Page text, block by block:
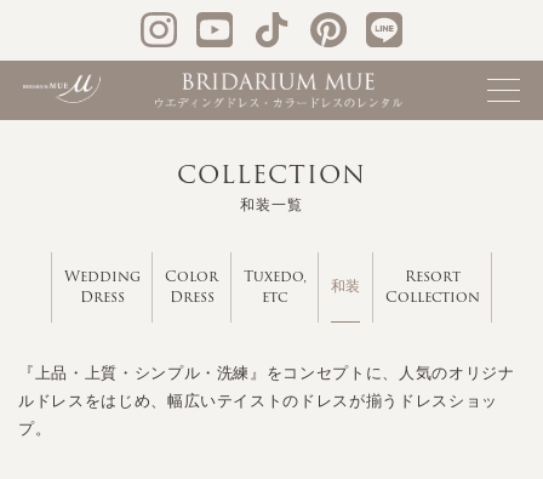
COLLECTION
和装一覧
Wedding
Dress
Color
Dress
Tuxedo,
etc
和装
Resort
Collection
『上品・上質・シンプル・洗練』をコンセプトに、人気のオリジナ
ルドレスをはじめ、幅広いテイストのドレスが揃うドレスショッ
プ。